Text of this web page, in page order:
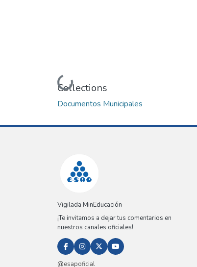
Loading...
Collections
Documentos Municipales
Vigilada MinEducación
¡Te invitamos a dejar tus comentarios en
nuestros canales oficiales!
@esapoficial